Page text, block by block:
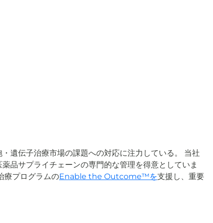
遺伝子治療市場の課題への対応に注力している。 当社
品サプライチェーンの専門的な管理を得意としていま
療プログラムのEnable the Outcome™を支援し、重要